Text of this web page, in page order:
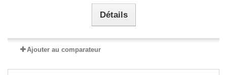
Détails
Ajouter au comparateur